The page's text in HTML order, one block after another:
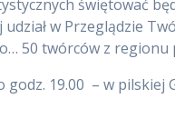
świętować
w Przeglądzie
50 twórców z regionu
godz. 19.00 – w pilskiej